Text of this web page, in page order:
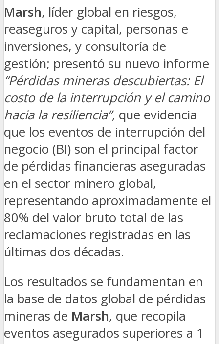
Marsh, líder global en riesgos,
reaseguros y capital, personas e
inversiones, y consultoría de
gestión; presentó su nuevo informe
“Pérdidas mineras descubiertas: El
costo de la interrupción y el camino
hacia la resiliencia”, que evidencia
que los eventos de interrupción del
negocio (BI) son el principal factor
de pérdidas financieras aseguradas
en el sector minero global,
representando aproximadamente el
80% del valor bruto total de las
reclamaciones registradas en las
últimas dos décadas.
Los resultados se fundamentan en
la base de datos global de pérdidas
mineras de Marsh, que recopila
eventos asegurados superiores a 1